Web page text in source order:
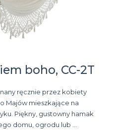
boho, CC-2T
ręcznie przez kobiety
Majów mieszkające na
Piękny, gustowny hamak
domu, ogrodu lub ...